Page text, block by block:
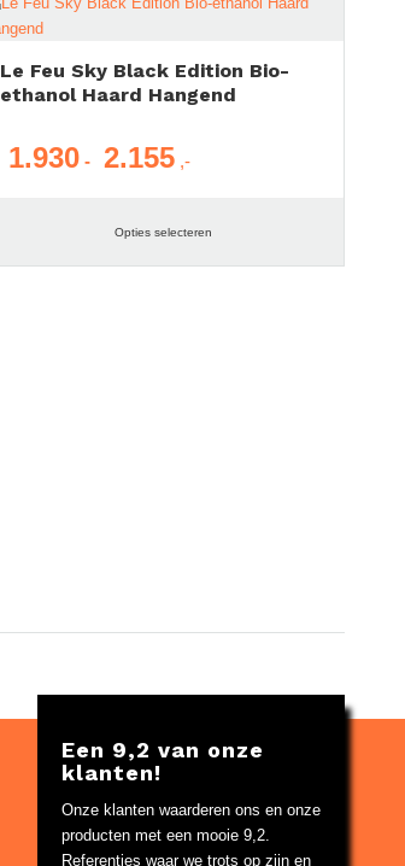
Le Feu Sky Black Edition Bio-
ethanol Haard Hangend
1.930 - 2.155Prijsklasse:
€ 2.155
Opties selecteren
Een 9,2 van onze
klanten!
Onze klanten waarderen ons en onze
producten met een mooie 9,2.
Referenties waar we trots op zijn en